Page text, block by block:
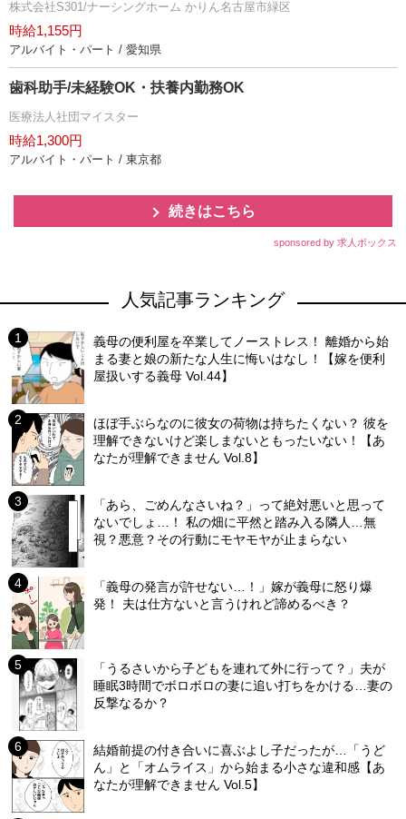
株式会社S301/ナーシングホーム かりん名古屋市緑区
時給1,155円
アルバイト・パート / 愛知県
歯科助手/未経験OK・扶養内勤務OK
医療法人社団マイスター
時給1,300円
アルバイト・パート / 東京都
続きはこちら
sponsored by 求人ボックス
人気記事ランキング
義母の便利屋を卒業してノーストレス！ 離婚から始
まる妻と娘の新たな人生に悔いはなし！【嫁を便利
屋扱いする義母 Vol.44】
ほぼ手ぶらなのに彼女の荷物は持ちたくない？ 彼を
理解できないけど楽しまないともったいない！【あ
なたが理解できません Vol.8】
「あら、ごめんなさいね？」って絶対悪いと思って
ないでしょ…！ 私の畑に平然と踏み入る隣人…無
視？悪意？その行動にモヤモヤが止まらない
「義母の発言が許せない…！」嫁が義母に怒り爆
発！ 夫は仕方ないと言うけれど諦めるべき？
「うるさいから子どもを連れて外に行って？」夫が
睡眠3時間でボロボロの妻に追い打ちをかける…妻の
反撃なるか？
結婚前提の付き合いに喜ぶよし子だったが…「うど
ん」と「オムライス」から始まる小さな違和感【あ
なたが理解できません Vol.5】